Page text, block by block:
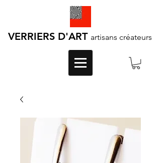
VERRIERS D'ART artisans créateurs